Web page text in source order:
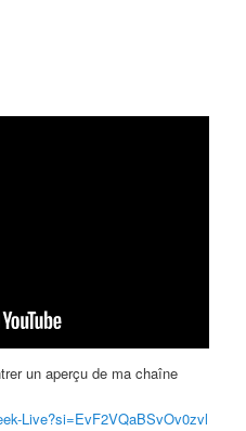
un aperçu de ma chaîne
Live?si=EvF2VQaBSvOv0zvl